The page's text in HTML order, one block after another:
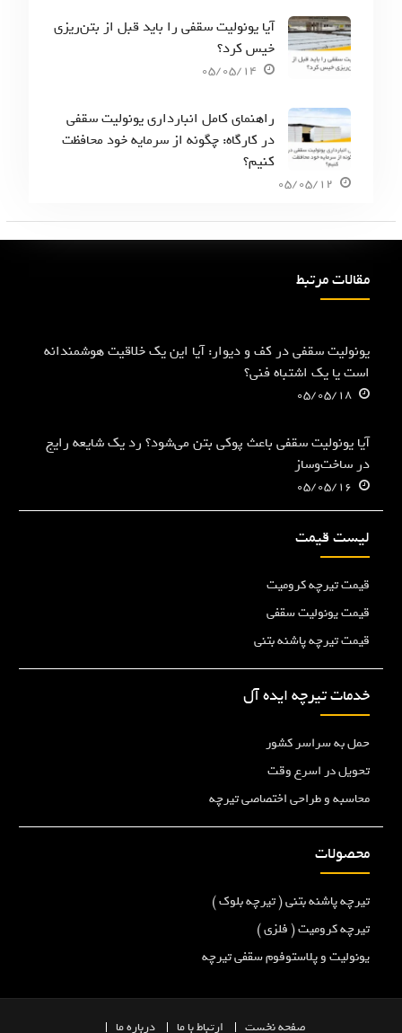
آیا یونولیت سقفی را باید قبل از بتن‌ریزی
خیس کرد؟
05/05/14
راهنمای کامل انبارداری یونولیت سقفی
در کارگاه: چگونه از سرمایه خود محافظت
کنیم؟
05/05/12
مقالات مرتبط
یونولیت سقفی در کف و دیوار: آیا این یک خلاقیت هوشمندانه
است یا یک اشتباه فنی؟
05/05/18
آیا یونولیت سقفی باعث پوکی بتن می‌شود؟ رد یک شایعه رایج
در ساخت‌وساز
05/05/16
لیست قیمت
قیمت تیرچه کرومیت
قیمت یونولیت سقفی
قیمت تیرچه پاشنه بتنی
خدمات تیرچه ایده آل
حمل به سراسر کشور
تحویل در اسرع وقت
محاسبه و طراحی اختصاصی تیرچه
محصولات
تیرچه پاشنه بتنی ( تیرچه بلوک )
تیرچه کرومیت ( فلزی )
یونولیت و پلاستوفوم سقفی تیرچه
صفحهنخست ارتباط با ما درباره ما